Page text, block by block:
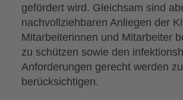
gefördert wird. Gleichsam sind
nachvollziehbaren Anliegen der
Mitarbeiterinnen und Mitarbeiter
zu schützen sowie den
Anforderungen gerecht werden
berücksichtigen.